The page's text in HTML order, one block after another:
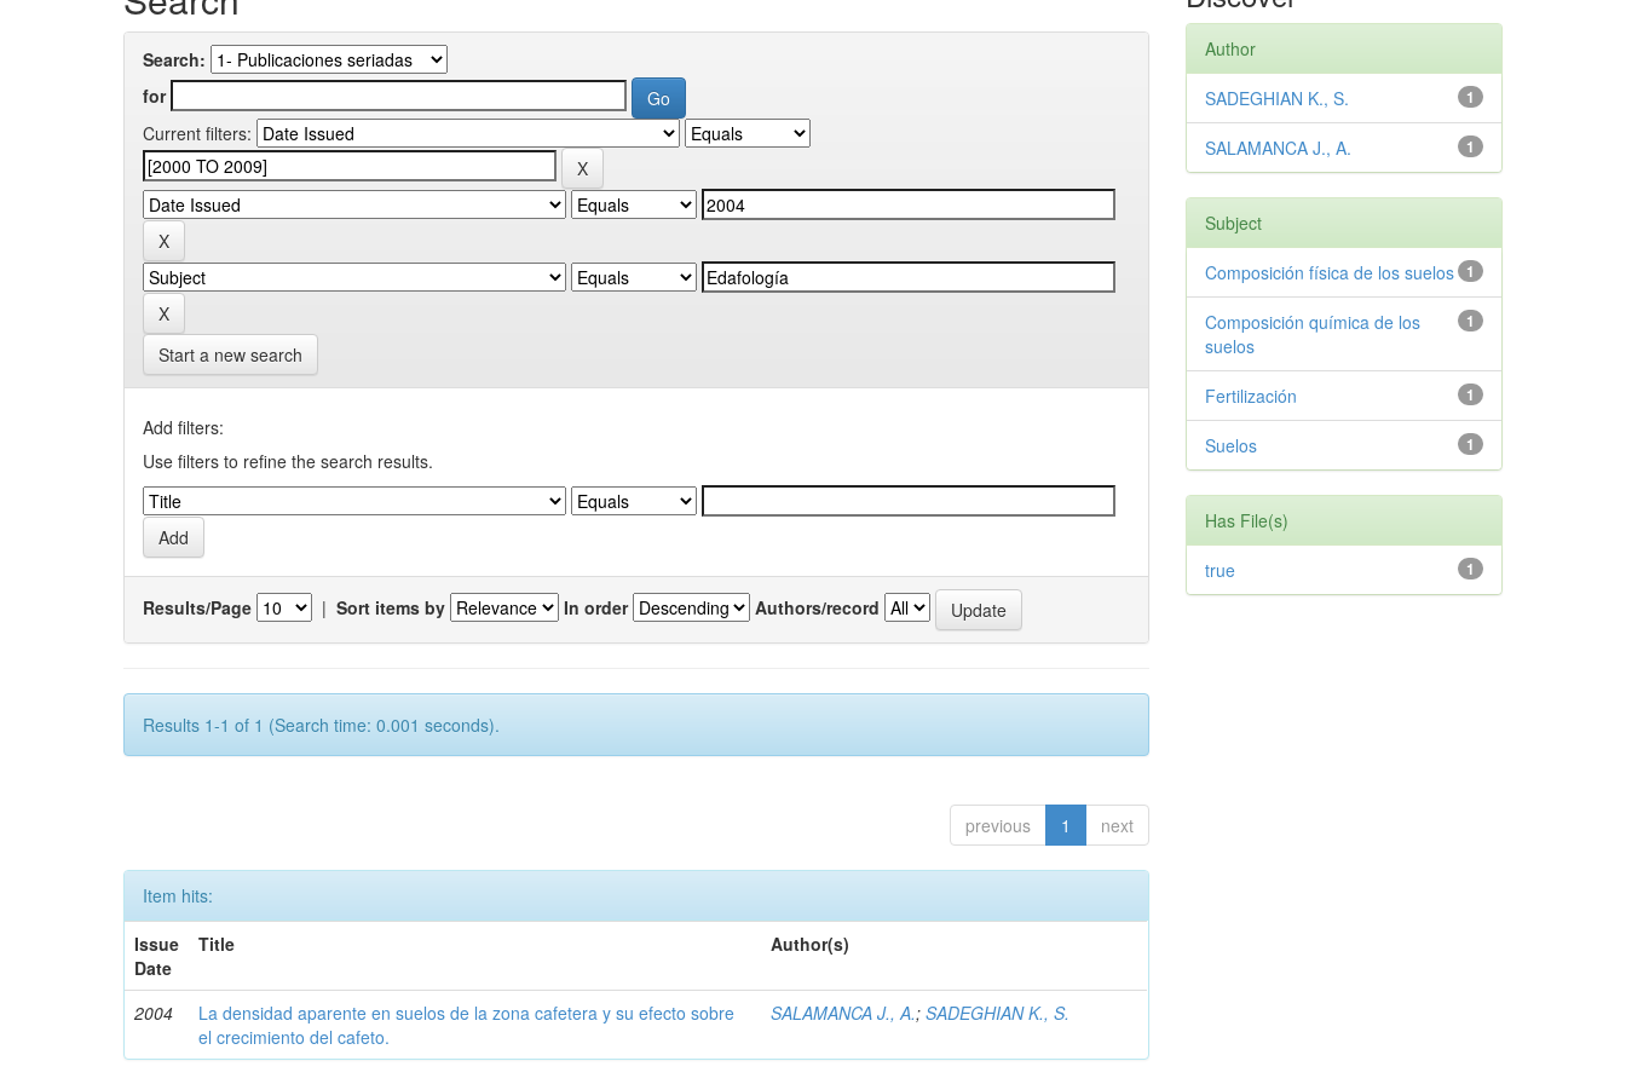
Search:
for
Current filters:
Start a new search
Add filters:
Use filters to refine the search results.
Results/Page | Sort items by In order Authors/record
Results 1-1 of 1 (Search time: 0.001 seconds).
previous 1 next
Item hits:
Issue
Date
Title Author(s)
2004
La densidad aparente en suelos de la zona cafetera y su efecto sobre
el crecimiento del cafeto.
SALAMANCA J., A.;SADEGHIAN K., S.
Author
1
SADEGHIAN K., S.
1
SALAMANCA J., A.
Subject
1
Composición física de los suelos
1
Composición química de los
suelos
1
Fertilización
1
Suelos
Has File(s)
1
true